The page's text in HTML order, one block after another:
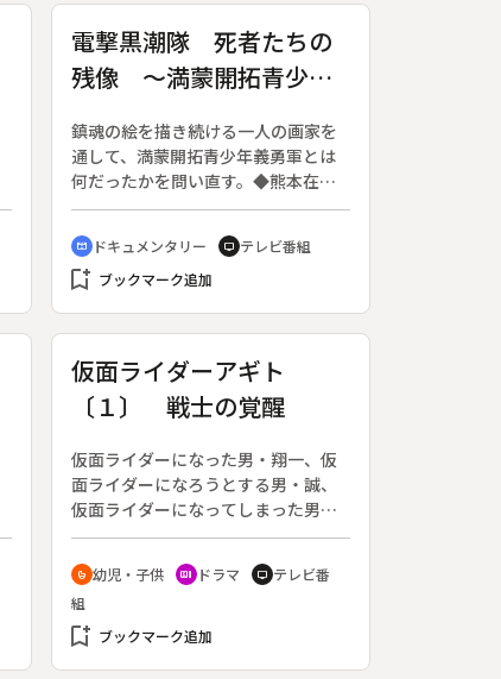
電撃黒潮隊 死者たちの
残像 ～満蒙開拓青少年
鎮魂の絵を描き続ける一人の画家を
通して、満蒙開拓青少年義勇軍とは
何だったかを問い直す。◆熊本在住
の画家、宮崎静夫さん（当時７３
歳）は３０年前から「死者のため
に」と題するシリーズを描いてき
た。軍服姿の少年達と骸骨、背後に
意味を改めて問い直すものだ。１５
歳で義勇軍に志願して満州（現在の
中国東北部）へ。少年達は普段は農
作業、有事には兵士となって闘う。
が、現実は悲惨だった。寒気・シラ
ミ・コーリャン飯。酷寒の荒涼たる
原野で、少年達の心はすさんでい
原点は、この事件にあった。◆アー
トネイチャースペシャル
cinematic_blur ドキュメンタリー tv テレビ番組
bookmark_add ブックマーク追加
仮面ライダーアギト
〔１〕 戦士の覚醒
仮面ライダーになった男・翔一、仮
面ライダーになろうとする男・誠、
仮面ライダーになってしまった男・
涼。３人のライダー、アギト、ギル
ス、Ｇ３の群像劇で人間の多面性を
描く、仮面ライダー３０周年記念番
組。原作：石ノ森章太郎。（２００
１年１月２８日～２００２年１月２
crib 幼児・子供 recent_actors ドラマ tv テレビ番
組
bookmark_add ブックマーク追加